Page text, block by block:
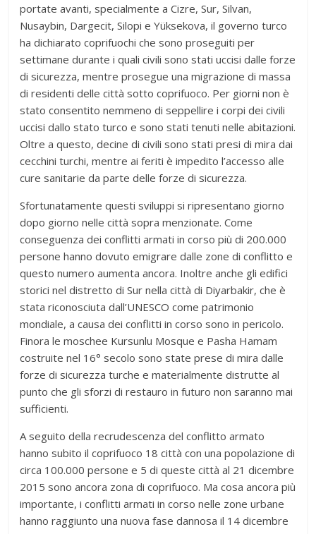
portate avanti, specialmente a Cizre, Sur, Silvan,
Nusaybin, Dargecit, Silopi e Yüksekova, il governo turco
ha dichiarato coprifuochi che sono proseguiti per
settimane durante i quali civili sono stati uccisi dalle forze
di sicurezza, mentre prosegue una migrazione di massa
di residenti delle città sotto coprifuoco. Per giorni non è
stato consentito nemmeno di seppellire i corpi dei civili
uccisi dallo stato turco e sono stati tenuti nelle abitazioni.
Oltre a questo, decine di civili sono stati presi di mira dai
cecchini turchi, mentre ai feriti è impedito l’accesso alle
cure sanitarie da parte delle forze di sicurezza.
Sfortunatamente questi sviluppi si ripresentano giorno
dopo giorno nelle città sopra menzionate. Come
conseguenza dei conflitti armati in corso più di 200.000
persone hanno dovuto emigrare dalle zone di conflitto e
questo numero aumenta ancora. Inoltre anche gli edifici
storici nel distretto di Sur nella città di Diyarbakir, che è
stata riconosciuta dall’UNESCO come patrimonio
mondiale, a causa dei conflitti in corso sono in pericolo.
Finora le moschee Kursunlu Mosque e Pasha Hamam
costruite nel 16° secolo sono state prese di mira dalle
forze di sicurezza turche e materialmente distrutte al
punto che gli sforzi di restauro in futuro non saranno mai
sufficienti.
A seguito della recrudescenza del conflitto armato
hanno subito il coprifuoco 18 città con una popolazione di
circa 100.000 persone e 5 di queste città al 21 dicembre
2015 sono ancora zona di coprifuoco. Ma cosa ancora più
importante, i conflitti armati in corso nelle zone urbane
hanno raggiunto una nuova fase dannosa il 14 dicembre